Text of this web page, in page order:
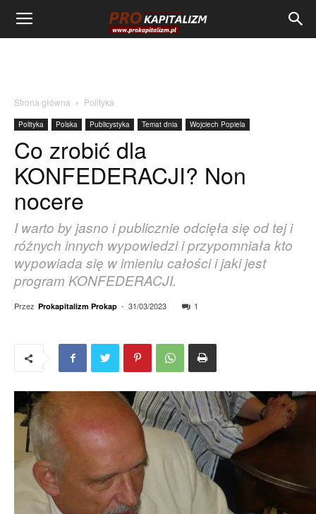
Strona główna Polityka
Polityka Polska Publicystyka Temat dnia Wojciech Popiela
Co zrobić dla
KONFEDERACJI? Non
nocere
I warto by jasno i publicznie odcięła się od tej i
różnych innych wypowiedzi i przypomniała kto
wypowiada się w imieniu całości i jaki jest
program KONFEDERACJI.
Przez Prokapitalizm Prokap - 31/03/2023 1